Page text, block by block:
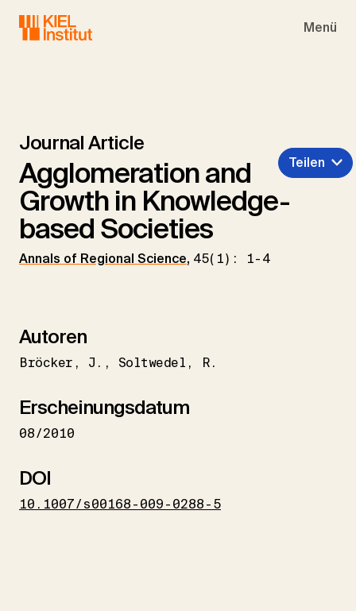
Menü
Journal Article
Agglomeration and
Growth in Knowledge-
based Societies
Annals of Regional Science, 45(1): 1-4
Teilen
Autoren
Bröcker J. Soltwedel R.
Erscheinungsdatum
08/2010
DOI
10.1007/s00168-009-0288-5